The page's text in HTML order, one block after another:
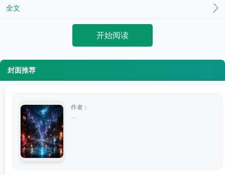
全文
开始阅读
封面推荐
作者：